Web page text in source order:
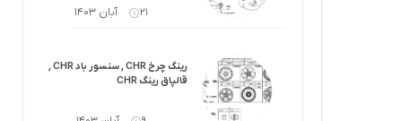
21 آبان 1403
رینگ چرخ CHR , سنسور باد CHR ,
قالپاق رینگ CHR